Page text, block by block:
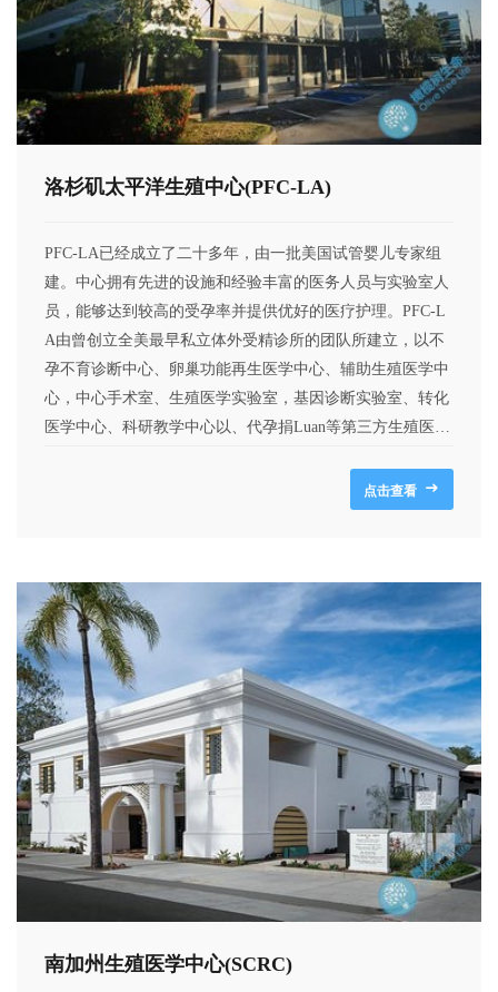
洛杉矶太平洋生殖中心(PFC-LA)
PFC-LA已经成立了二十多年，由一批美国试管婴儿专家组
建。中心拥有先进的设施和经验丰富的医务人员与实验室人
员，能够达到较高的受孕率并提供优好的医疗护理。PFC-L
A由曾创立全美最早私立体外受精诊所的团队所建立，以不
孕不育诊断中心、卵巢功能再生医学中心、辅助生殖医学中
心，中心手术室、生殖医学实验室，基因诊断实验室、转化
医学中心、科研教学中心以、代孕捐Luan等第三方生殖医学
点击查看
南加州生殖医学中心(SCRC)